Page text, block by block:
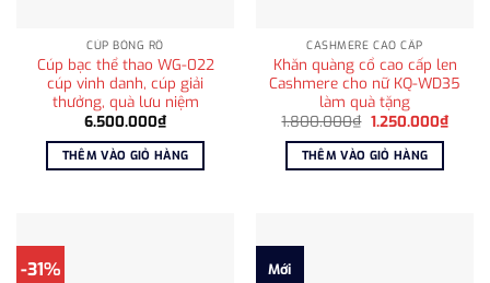
CÚP BÓNG RỔ
Cúp bạc thể thao WG-022
cúp vinh danh, cúp giải
thưởng, quà lưu niệm
6.500.000₫
THÊM VÀO GIỎ HÀNG
CASHMERE CAO CẤP
Khăn quàng cổ cao cấp len
Cashmere cho nữ KQ-WD35
làm quà tặng
1.800.000₫ Giá
là:
1.800.000₫.
1.250.000₫Giá
THÊM VÀO GIỎ HÀNG
-31% Mới